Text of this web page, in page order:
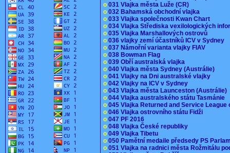
o 031 Vlajka města Luže (CR)
o 032 Bahamská obchodní vlajka
o 033 Vlajka společnosti Kwan Chart
o 034 Vlajka Střediska vexilologických
o 035 Vlajka Marshallových ostrovů
o 036 vlajky zemí účastníků ICV v Sydney
o 037 Námořní varianta vlajky FIAV
o 038 Bowman Flag
o 039 Obří australská vlajka
o 040 Vlajka města Sydney (Austrálie)
o 041 Vlajky na Dni australské vlajky
o 042 Vlajky na ICV v Sydney
o 043 Vlajka města Launceston (Austrálie)
o 044 Vlajka australského státu Tasmánie
o 045 Vlajka Returned and Service
o 046 Vlajka ostrovního státu Fidži
o 047 PF 2016
o 048 Vlajka České republiky
o 049 Vlajka Tibetu
o 050 Pamětní medaile předsedy PS
o 051 Vlajka na radnici města Rožmitálu